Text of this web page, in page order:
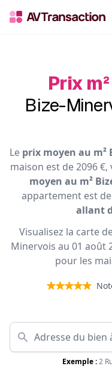
Prix
Bize-
Le prix moyen au m²
maison est de 2096
moyen au m²
appartement est de
allant
Visualisez la carte
Minervois au 01 août
pour les
Exemple :2